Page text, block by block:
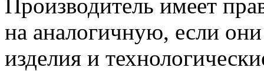
Производитель имеет
на аналогичную, если
изделия и